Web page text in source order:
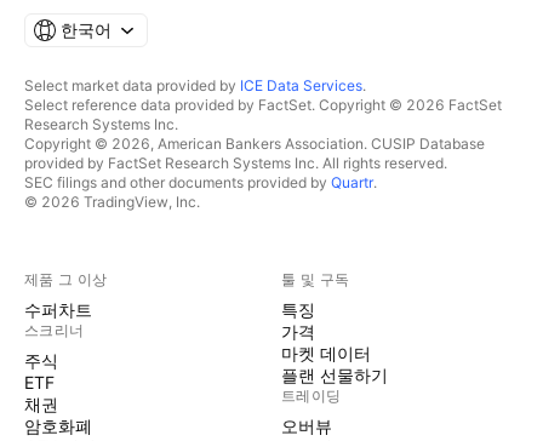
한국어
Select market data provided by ICE Data Services.
Select reference data provided by FactSet. Copyright © 2026 FactSet
Research Systems Inc.
Copyright © 2026, American Bankers Association. CUSIP Database
provided by FactSet Research Systems Inc. All rights reserved.
SEC filings and other documents provided by Quartr.
© 2026 TradingView, Inc.
제품 그 이상
수퍼차트
스크리너
주식
ETF
채권
암호화폐
툴 및 구독
특징
가격
마켓 데이터
플랜 선물하기
트레이딩
오버뷰